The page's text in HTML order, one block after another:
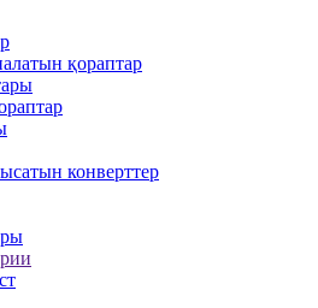
қораптар
конверттер